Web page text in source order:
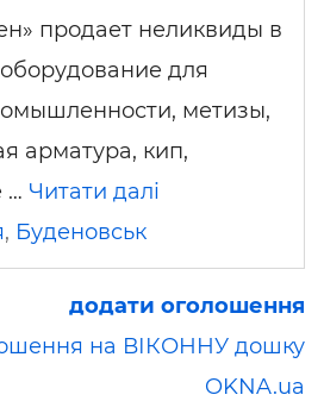
продает неликвиды в
для
метизы,
арматура, кип,
… Читати далі
, Буденовськ
додати оголошення
на ВІКОННУ дошку
OKNA.ua